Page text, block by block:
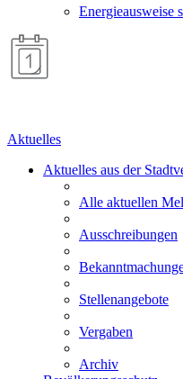
Energieausweise
Aktuelles
Aktuelles aus der
Alle aktuellen
Ausschreibungen
Stellenangebote
Vergaben
Archiv